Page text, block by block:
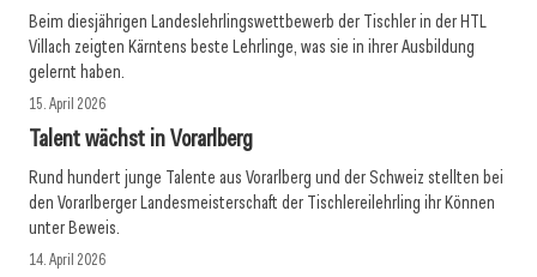
Beim diesjährigen Landeslehrlingswettbewerb der Tischler in der HTL
Villach zeigten Kärntens beste Lehrlinge, was sie in ihrer Ausbildung
gelernt haben.
15. April 2026
Talent wächst in Vorarlberg
Rund hundert junge Talente aus Vorarlberg und der Schweiz stellten bei
den Vorarlberger Landesmeisterschaft der Tischlereilehrling ihr Können
unter Beweis.
14. April 2026